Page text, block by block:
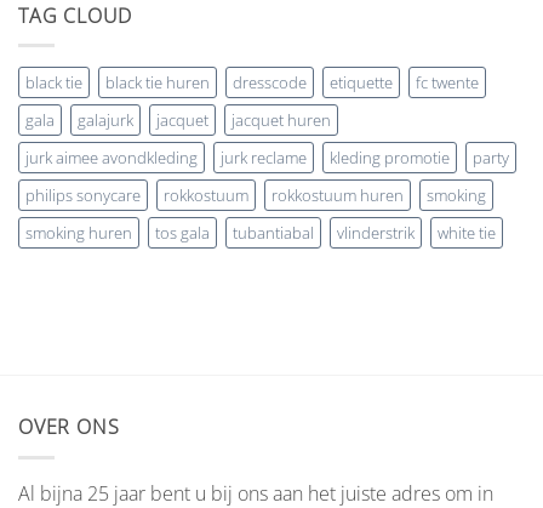
TAG CLOUD
black tie black tie huren dresscode etiquette
fc twente
gala
galajurk jacquet
jacquet huren
jurk aimee avondkleding
jurk reclame kleding promotie
party
philips sonycare
rokkostuum rokkostuum huren
smoking
smoking huren
tos gala tubantiabal vlinderstrik white tie
OVER ONS
Al bijna 25 jaar bent u bij ons aan het juiste adres om in